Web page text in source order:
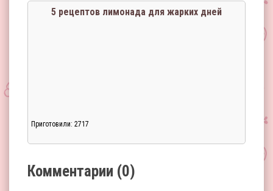
5 рецептов лимонада для жарких дней
Приготовили: 2717
Комментарии (0)